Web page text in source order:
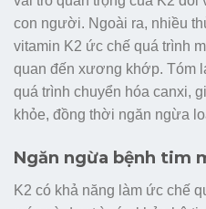
con người. Ngoài ra, nhiều
vitamin K2 ức chế quá trình
quan đến xương khớp. Tóm
quá trình chuyển hóa canxi,
khỏe, đồng thời ngăn ngừa
Ngăn ngừa bệnh tim
K2 có khả năng làm ức chế